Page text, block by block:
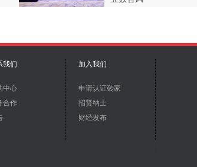
我们
中心
合作
加入我们
申请认证砖家
招贤纳士
财经发布